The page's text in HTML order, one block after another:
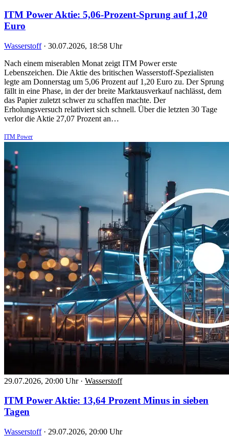
ITM Power Aktie: 5,06-Prozent-Sprung auf 1,20
Euro
Wasserstoff · 30.07.2026, 18:58 Uhr
Nach einem miserablen Monat zeigt ITM Power erste
Lebenszeichen. Die Aktie des britischen Wasserstoff-Spezialisten
legte am Donnerstag um 5,06 Prozent auf 1,20 Euro zu. Der Sprung
fällt in eine Phase, in der der breite Marktausverkauf nachlässt, dem
das Papier zuletzt schwer zu schaffen machte. Der
Erholungsversuch relativiert sich schnell. Über die letzten 30 Tage
verlor die Aktie 27,07 Prozent an…
ITM Power
29.07.2026, 20:00 Uhr · Wasserstoff
ITM Power Aktie: 13,64 Prozent Minus in sieben
Tagen
Wasserstoff · 29.07.2026, 20:00 Uhr